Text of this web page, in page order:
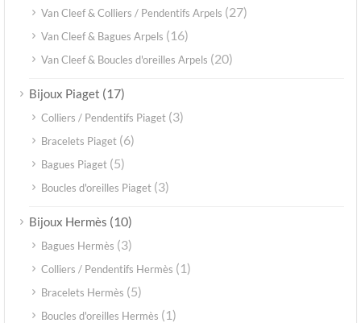
Van Cleef & Colliers / Pendentifs Arpels (27)
Van Cleef & Bagues Arpels (16)
Van Cleef & Boucles d'oreilles Arpels (20)
Bijoux Piaget (17)
Colliers / Pendentifs Piaget (3)
Bracelets Piaget (6)
Bagues Piaget (5)
Boucles d'oreilles Piaget (3)
Bijoux Hermès (10)
Bagues Hermès (3)
Colliers / Pendentifs Hermès (1)
Bracelets Hermès (5)
Boucles d'oreilles Hermès (1)